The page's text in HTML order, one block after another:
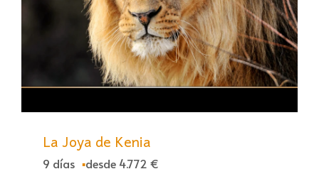
La Joya de Kenia
9 días desde 4.772 €